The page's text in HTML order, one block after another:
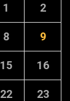
1 2
8 9
15 16
22 23